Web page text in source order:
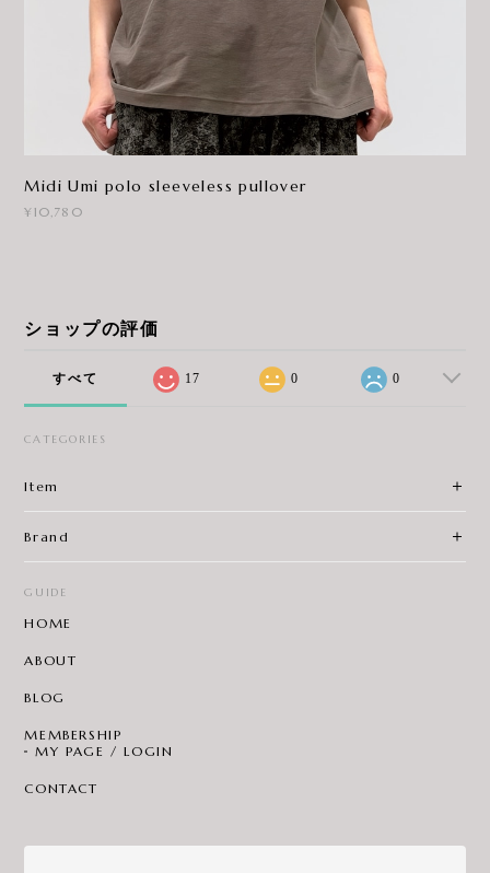
Midi Umi polo sleeveless pullover
¥10,780
ショップの評価
すべて 17 0 0
CATEGORIES
Item
Brand
GUIDE
HOME
ABOUT
BLOG
MEMBERSHIP
MY PAGE / LOGIN
CONTACT